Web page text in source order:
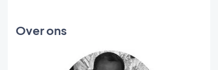
Over ons